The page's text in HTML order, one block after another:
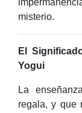
misterio.
El
Yogui
La
regala, y que